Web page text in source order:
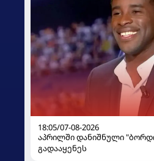
18:05/07-08-2026
აპრილში დანიშნული
გადააყენეს